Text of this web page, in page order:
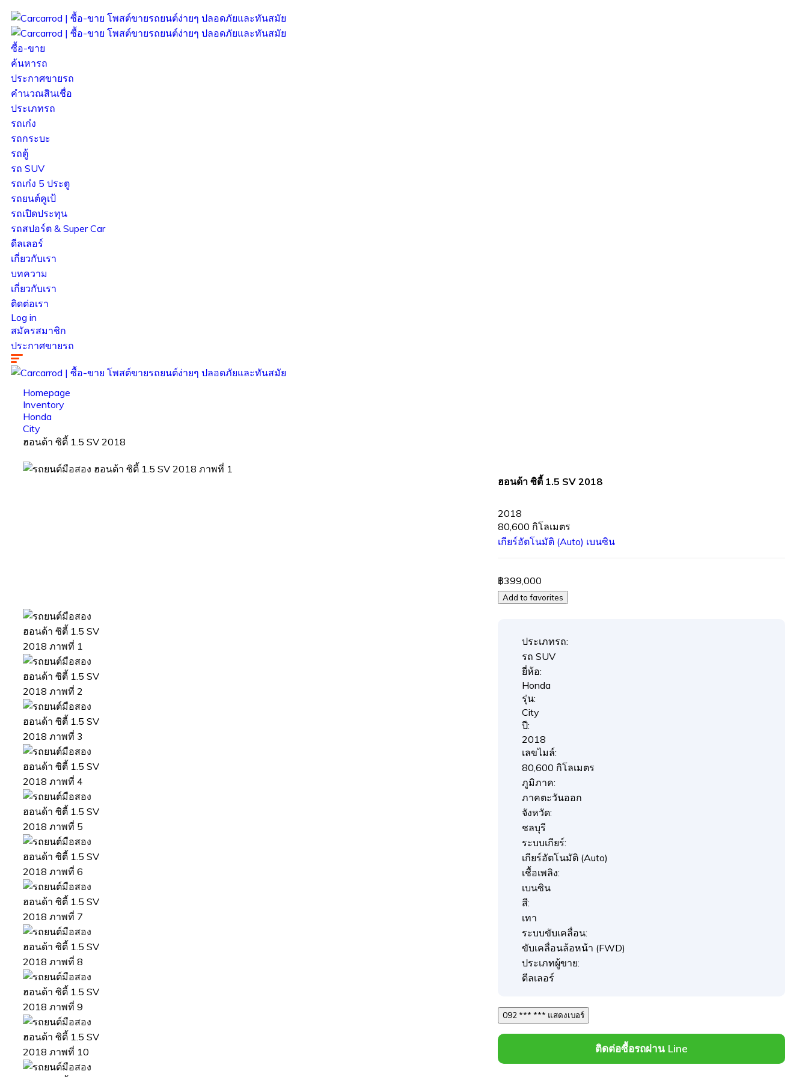
ซื้อ-ขาย
ค้นหารถ
ประกาศขายรถ
คำนวณสินเชื่อ
ประเภทรถ
รถเก๋ง
รถกระบะ
รถตู้
รถ SUV
รถเก๋ง 5 ประตู
รถยนต์คูเป้
รถเปิดประทุน
รถสปอร์ต & Super Car
ดีลเลอร์
เกี่ยวกับเรา
บทความ
เกี่ยวกับเรา
ติดต่อเรา
Log in
สมัครสมาชิก
ประกาศขายรถ
Homepage
Inventory
Honda
City
ฮอนด้า ซิตี้ 1.5 SV 2018
ฮอนด้า ซิตี้ 1.5 SV 2018
2018
80,600 กิโลเมตร
เกียร์อัตโนมัติ (Auto) เบนซิน
฿399,000
Add to favorites
ประเภทรถ:
รถ SUV
ยี่ห้อ:
Honda
รุ่น:
City
ปี:
2018
เลขไมล์:
80,600 กิโลเมตร
ภูมิภาค:
ภาคตะวันออก
จังหวัด:
ชลบุรี
ระบบเกียร์:
เกียร์อัตโนมัติ (Auto)
เชื้อเพลิง:
เบนซิน
สี:
เทา
ระบบขับเคลื่อน:
ขับเคลื่อนล้อหน้า (FWD)
ประเภทผู้ขาย:
ดีลเลอร์
092 *** *** แสดงเบอร์
ติดต่อซื้อรถผ่าน Line